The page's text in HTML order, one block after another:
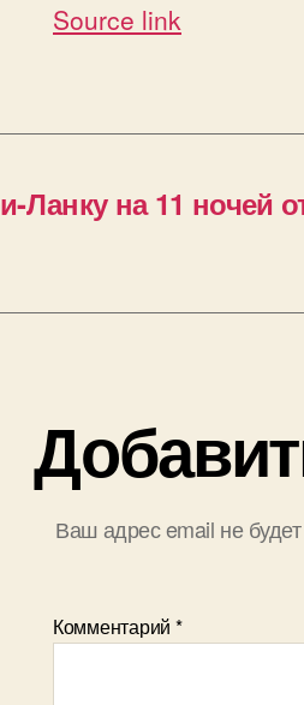
Source link
на 11 ночей
Ваш адрес email не
Комментарий *